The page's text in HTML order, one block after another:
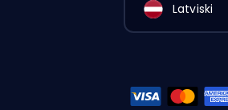
Latviski